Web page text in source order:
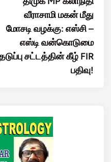
வீராசாமி மகன் மீது
மோசடி வழக்கு: எஸ்சி –
எஸ்டி வன்கொடுமை
சட்டத்தின் கீழ் FIR
பதிவு!